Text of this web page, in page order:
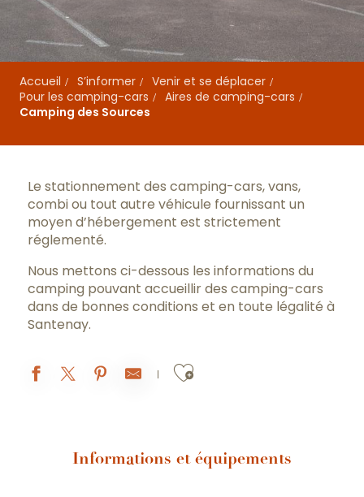
Accueil S’informer
Venir et se déplacer
Pour les camping-cars
Aires de camping-cars
Camping des Sources
Le stationnement des camping-cars, vans,
combi ou tout autre véhicule fournissant un
moyen d’hébergement est strictement
réglementé.
Nous mettons ci-dessous les informations du
camping pouvant accueillir des camping-cars
dans de bonnes conditions et en toute légalité à
Santenay.
Ajouter aux
Informations et équipements